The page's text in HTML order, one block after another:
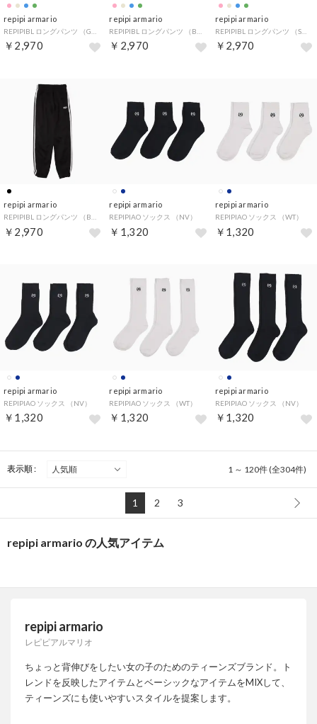
repipi armario
￥2,970
repipi armario
￥2,970
repipi armario
REPIPIBL ロングパンツ （SAX）
￥2,970
repipi armario
￥2,970
repipi armario
REPIPIAO ソックス （NV）
￥1,320
repipi armario
REPIPIAO ソックス （WT）
￥1,320
repipi armario
REPIPIAO ソックス （NV）
￥1,320
repipi armario
REPIPIAO ソックス （WT）
￥1,320
repipi armario
REPIPIAO ソックス （NV）
￥1,320
表示順 : 1 ～ 120件 (全304件)
1 2 3
repipi armario の人気アイテム
repipi armario
レピピアルマリオ
ちょっと背伸びをしたい女の子のためのティーンズブランド。ト
レンドを反映したアイテムとベーシックなアイテムをMIXして、
ティーンズにも使いやすいスタイルを提案します。